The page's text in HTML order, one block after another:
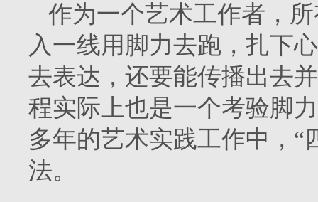
作为一个艺术工作者，
入一线用脚力去跑，扎下
去表达，还要能传播出去
程实际上也是一个考验脚
多年的艺术实践工作中，“
法。